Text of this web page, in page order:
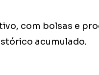
com bolsas e
acumulado.